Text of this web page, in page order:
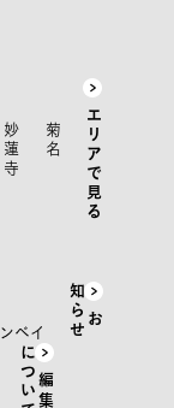
エリアで見る
菊名
妙蓮寺
お
知 ら
せ
に
て